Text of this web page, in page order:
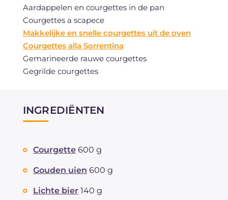
Aardappelen en courgettes in de pan
Courgettes a scapece
Makkelijke en snelle courgettes uit de oven
Courgettes alla Sorrentina
Gemarineerde rauwe courgettes
Gegrilde courgettes
INGREDIËNTEN
Courgette 600 g
Gouden uien 600 g
Lichte bier 140 g